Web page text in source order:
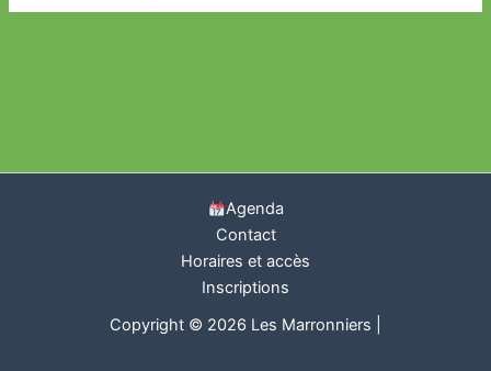
Agenda
Contact
Horaires et accès
Inscriptions
Copyright © 2026 Les Marronniers |